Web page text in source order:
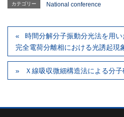
カテゴリー National conference
時間分解分子振動分光法を用
完全電荷分離相における光誘起現
Ｘ線吸収微細構造法による分